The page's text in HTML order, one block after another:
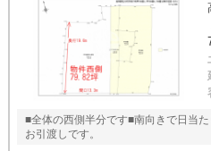
■全体の西側半分です■南向きで日当
お引渡しです。